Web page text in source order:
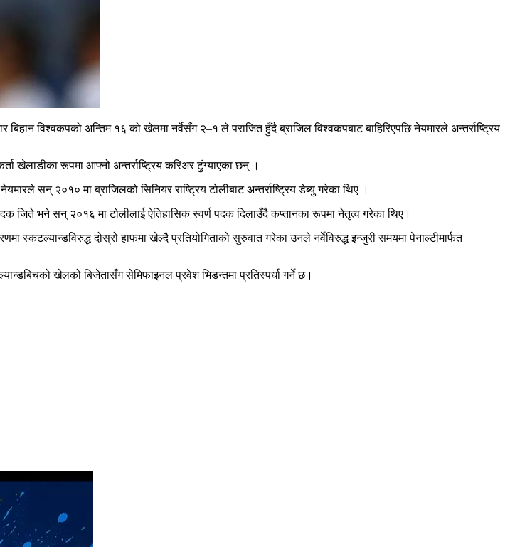
विश्वकपको अन्तिम १६ को खेलमा नर्वेसँग २–१ ले पराजित हुँदै ब्राजिल विश्वकपबाट बाहिरिएपछि नेयमारले अन्तर्राष्ट्रिय
खेलाडीका रूपमा आफ्नो अन्तर्राष्ट्रिय करिअर टुंग्याएका छन् ।
सन् २०१० मा ब्राजिलको सिनियर राष्ट्रिय टोलीबाट अन्तर्राष्ट्रिय डेब्यु गरेका थिए ।
भने सन् २०१६ मा टोलीलाई ऐतिहासिक स्वर्ण पदक दिलाउँदै कप्तानका रूपमा नेतृत्व गरेका थिए।
दोस्रो हाफमा खेल्दै प्रतियोगिताको सुरुवात गरेका उनले नर्वेविरुद्ध इन्जुरी समयमा पेनाल्टीमार्फत
खेलको बिजेतासँग सेमिफाइनल प्रवेश भिडन्तमा प्रतिस्पर्धा गर्ने छ।